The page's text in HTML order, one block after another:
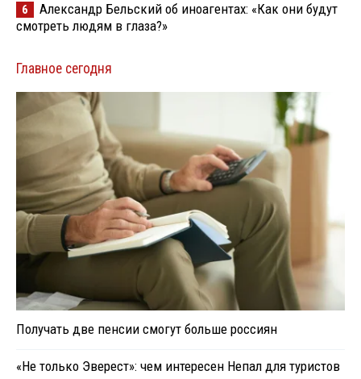
6
Александр Бельский об иноагентах: «Как они будут
смотреть людям в глаза?»
Главное сегодня
Получать две пенсии смогут больше россиян
«Не только Эверест»: чем интересен Непал для туристов